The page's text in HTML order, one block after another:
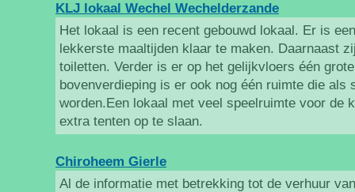
KLJ lokaal Wechel Wechelderzande
Het lokaal is een recent gebouwd lokaal. Er is
lekkerste maaltijden klaar te maken. Daarnaast
toiletten. Verder is er op het gelijkvloers één
bovenverdieping is er ook nog één ruimte die als
worden.Een lokaal met veel speelruimte voor de
extra tenten op te slaan.
Chiroheem Gierle
Al de informatie met betrekking tot de verhuur